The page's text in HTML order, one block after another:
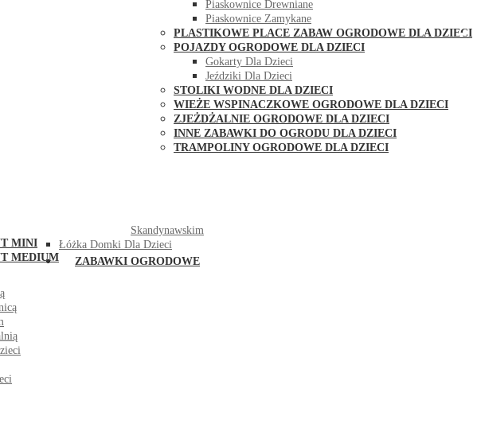
Piaskownice Drewniane
Piaskownice Zamykane
PLASTIKOWE PLACE ZABAW OGRODOWE DLA DZIECI
POJAZDY OGRODOWE DLA DZIECI
Gokarty Dla Dzieci
Jeździki Dla Dzieci
STOLIKI WODNE DLA DZIECI
WIEŻE WSPINACZKOWE OGRODOWE DLA DZIECI
ZJEŻDŻALNIE OGRODOWE DLA DZIECI
INNE ZABAWKI DO OGRODU DLA DZIECI
TRAMPOLINY OGRODOWE DLA DZIECI
MINI
MEDIUM
Skandynawskim
Łóżka Domki Dla Dzieci
ZABAWKI OGRODOWE